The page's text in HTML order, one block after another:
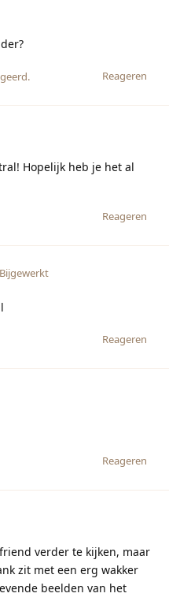
Reageren
Hopelijk heb je het al
Reageren
Bijgewerkt
Reageren
Reageren
verder te kijken, maar
zit met een erg wakker
beelden van het